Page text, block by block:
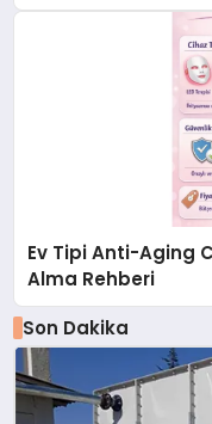
Ev Tipi Anti-Aging
Alma Rehberi
Son Dakika